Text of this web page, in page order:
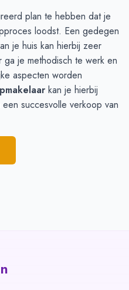
plan te hebben dat je
loodst. Een gedegen
je huis kan hierbij zeer
je methodisch te werk en
aspecten worden
kan je hierbij
succesvolle verkoop van